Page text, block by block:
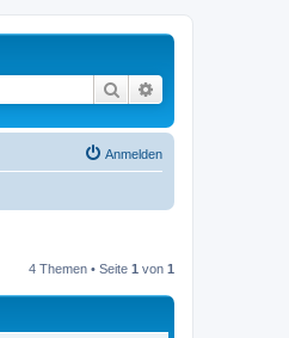
Suche
Anmelden
4 Themen • Seite 1 von 1